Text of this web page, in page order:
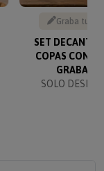
Graba tu
SET
COPAS CON
GRABADO
SOLO DESDE